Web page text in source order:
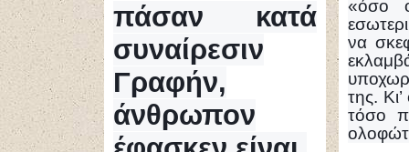
πάσαν κατά
συναίρεσιν
Γραφήν,
άνθρωπον
«όσο
να
της.
τόσο